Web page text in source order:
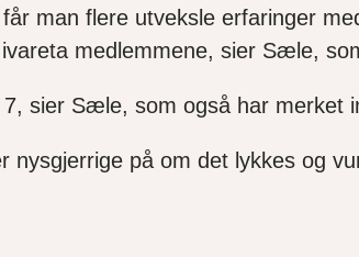
får man flere utveksle erfaringer
medlemmene, sier Sæle,
sier Sæle, som også har merket
på om det lykkes og